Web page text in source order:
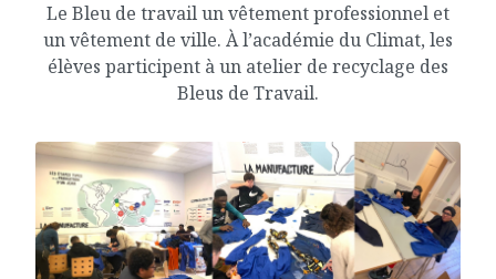
Le Bleu de travail un vêtement professionnel et
un vêtement de ville. À l’académie du Climat, les
élèves participent à un atelier de recyclage des
Bleus de Travail.